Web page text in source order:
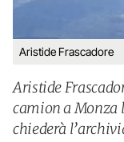
Aristide Frascadore
Aristide
camion a Monza
chiederà